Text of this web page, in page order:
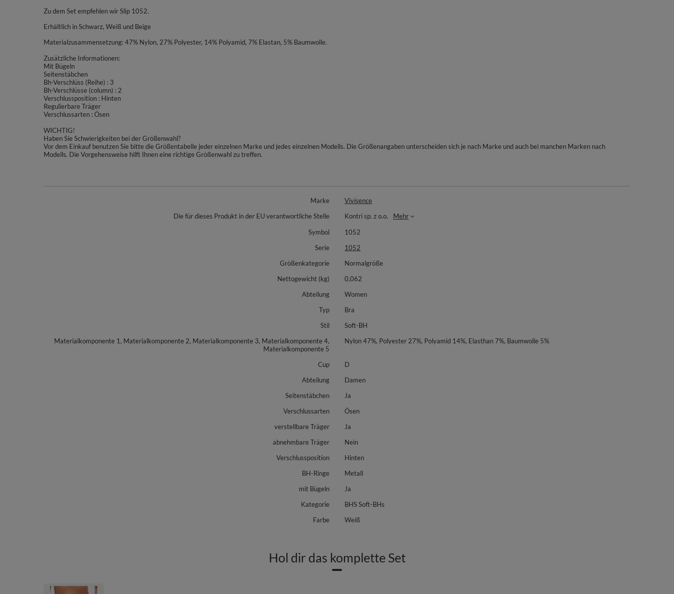
Zu dem Set empfehlen wir Slip 1052.
Erhältlich in Schwarz, Weiß und Beige
Materialzusammensetzung: 47% Nylon, 27% Polyester, 14% Polyamid, 7% Elastan, 5% Baumwolle.
Zusätzliche Informationen:
Mit Bügeln
Seitenstäbchen
Bh-Verschlüss (Reihe) : 3
Bh-Verschlüsse (column) : 2
Verschlussposition : Hinten
Regulierbare Träger
Verschlussarten : Ösen
WICHTIG!
Haben Sie Schwierigkeiten bei der Größenwahl?
Vor dem Einkauf benutzen Sie bitte die Größentabelle jeder einzelnen Marke und jedes einzelnen Modells. Die Größenangaben unterscheiden sich je nach Marke und auch bei manchen Marken nach
Modells. Die Vorgehensweise hilft Ihnen eine richtige Größenwahl zu treffen.
Marke
Vivisence
Die für dieses Produkt in der EU verantwortliche Stelle
Kontri sp. z o.o.
Mehr
Symbol
1052
Serie
1052
Größenkategorie
Normalgröße
Nettogewicht (kg)
0,062
Abteilung
Women
Typ
Bra
Stil
Soft-BH
Materialkomponente 1, Materialkomponente 2, Materialkomponente 3, Materialkomponente 4,
Materialkomponente 5
Nylon 47%, Polyester 27%, Polyamid 14%, Elasthan 7%, Baumwolle 5%
Cup
D
Abteilung
Damen
Seitenstäbchen
Ja
Verschlussarten
Ösen
verstellbare Träger
Ja
abnehmbare Träger
Nein
Verschlussposition
Hinten
BH-Ringe
Metall
mit Bügeln
Ja
Kategorie
BHS Soft-BHs
Farbe
Weiß
Hol dir das komplette Set